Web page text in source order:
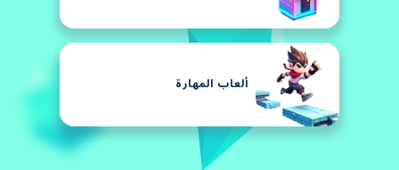
ألعاب المهارة